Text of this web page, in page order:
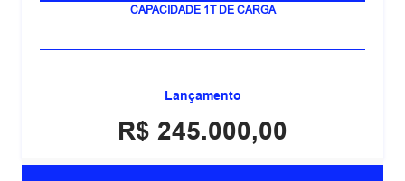
MOTOR 2.4 TURBO
Lançamento
R$ 245.000,00